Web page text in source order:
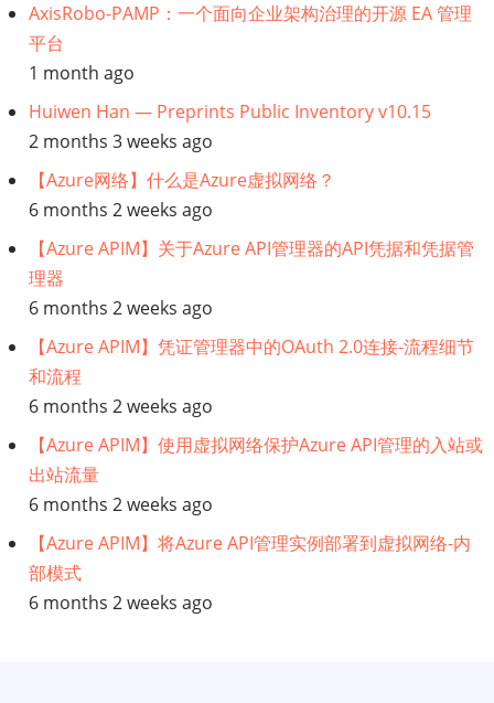
架
构
AxisRobo-PAMP：一个面向企业架构治理的开源 EA 管理
平台
1 month ago
Huiwen Han — Preprints Public Inventory v10.15
2 months 3 weeks ago
【Azure网络】什么是Azure虚拟网络？
6 months 2 weeks ago
【Azure APIM】关于Azure API管理器的API凭据和凭据管
理器
6 months 2 weeks ago
【Azure APIM】凭证管理器中的OAuth 2.0连接-流程细节
和流程
6 months 2 weeks ago
【Azure APIM】使用虚拟网络保护Azure API管理的入站或
出站流量
6 months 2 weeks ago
【Azure APIM】将Azure API管理实例部署到虚拟网络-内
部模式
6 months 2 weeks ago